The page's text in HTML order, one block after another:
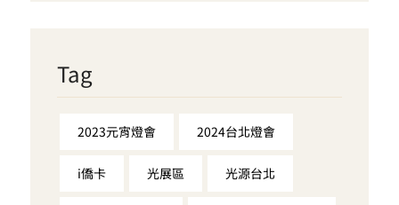
Tag
2023元宵燈會 2024台北燈會
i僑卡 光展區 光源台北